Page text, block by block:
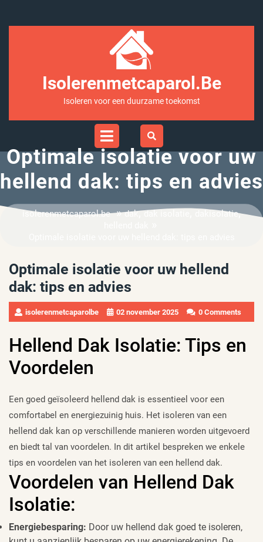
Isolerenmetcaparol.be
Isoleren voor een duurzame toekomst
Open
Optimale isolatie voor uw
hellend dak: tips en advies
isolerenmetcaparol.be»dak,dak isolatie , dakisolatie,
Optimale isolatie voor uw hellend
dak: tips en advies
isolerenmetcaparolbe 02 november 2025 0 Comments
Hellend Dak Isolatie: Tips en
Voordelen
Een goed geïsoleerd hellend dak is essentieel voor een
comfortabel en energiezuinig huis. Het isoleren van een
hellend dak kan op verschillende manieren worden uitgevoerd
en biedt tal van voordelen. In dit artikel bespreken we enkele
tips en voordelen van het isoleren van een hellend dak.
Voordelen van Hellend Dak
Isolatie:
Energiebesparing: Door uw hellend dak goed te isoleren,